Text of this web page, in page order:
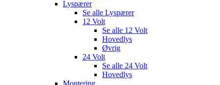
Lyspærer
Se alle Lyspærer
12 Volt
Se alle 12 Volt
Hovedlys
Øvrig
24 Volt
Se alle 24 Volt
Hovedlys
Montering